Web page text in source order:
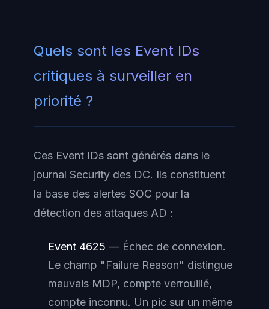
Quels sont les Event IDs
critiques à surveiller en
priorité ?
Ces Event IDs sont générés dans le
journal Security des DC. Ils constituent
la base des alertes SOC pour la
détection des attaques AD :
Event 4625 — Échec de connexion.
Le champ "Failure Reason" distingue
mauvais MDP, compte verrouillé,
compte inconnu. Un pic sur un même